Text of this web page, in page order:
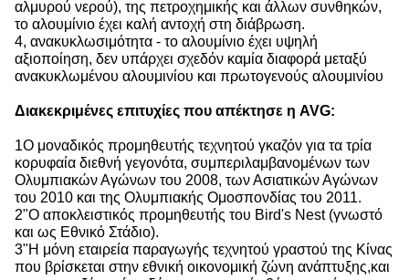
αλμυρού νερού), της πετροχημικής και άλλων συνθηκών,
το αλουμίνιο έχει καλή αντοχή στη διάβρωση.
4, ανακυκλωσιμότητα - το αλουμίνιο έχει υψηλή
αξιοποίηση, δεν υπάρχει σχεδόν καμία διαφορά μεταξύ
ανακυκλωμένου αλουμινίου και πρωτογενούς αλουμινίου
Διακεκριμένες επιτυχίες που απέκτησε η AVG:
1Ο μοναδικός προμηθευτής τεχνητού γκαζόν για τα τρία
κορυφαία διεθνή γεγονότα, συμπεριλαμβανομένων των
Ολυμπιακών Αγώνων του 2008, των Ασιατικών Αγώνων
του 2010 και της Ολυμπιακής Ομοσπονδίας του 2011.
2"Ο αποκλειστικός προμηθευτής του Bird's Nest (γνωστό
και ως Εθνικό Στάδιο).
3"Η μόνη εταιρεία παραγωγής τεχνητού γραστού της Κίνας
που βρίσκεται στην εθνική οικονομική ζώνη ανάπτυξης,και